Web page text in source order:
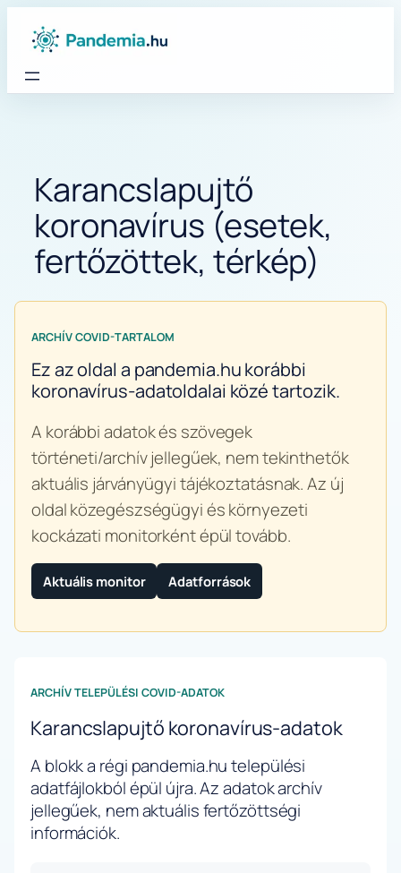
Karancslapujtő
koronavírus (esetek,
fertőzöttek, térkép)
ARCHÍV COVID-TARTALOM
Ez az oldal a pandemia.hu korábbi
koronavírus-adatoldalai közé tartozik.
A korábbi adatok és szövegek
történeti/archív jellegűek, nem tekinthetők
aktuális járványügyi tájékoztatásnak. Az új
oldal közegészségügyi és környezeti
kockázati monitorként épül tovább.
Aktuális monitor Adatforrások
ARCHÍV TELEPÜLÉSI COVID-ADATOK
Karancslapujtő koronavírus-adatok
A blokk a régi pandemia.hu települési
adatfájlokból épül újra. Az adatok archív
jellegűek, nem aktuális fertőzöttségi
információk.